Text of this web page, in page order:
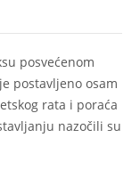
posvećenom
postavljeno osam
rata i poraća
nazočili su